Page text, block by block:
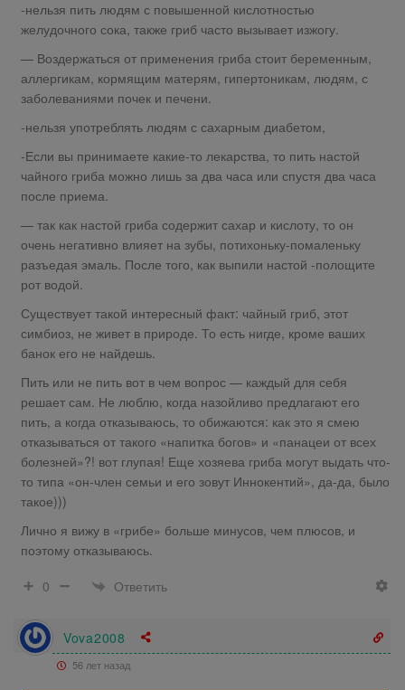
-нельзя пить людям с повышенной кислотностью
желудочного сока, также гриб часто вызывает изжогу.
— Воздержаться от применения гриба стоит беременным,
аллергикам, кормящим матерям, гипертоникам, людям, с
заболеваниями почек и печени.
-нельзя употреблять людям с сахарным диабетом,
-Если вы принимаете какие-то лекарства, то пить настой
чайного гриба можно лишь за два часа или спустя два часа
после приема.
— так как настой гриба содержит сахар и кислоту, то он
очень негативно влияет на зубы, потихоньку-помаленьку
разъедая эмаль. После того, как выпили настой -полощите
рот водой.
Существует такой интересный факт: чайный гриб, этот
симбиоз, не живет в природе. То есть нигде, кроме ваших
банок его не найдешь.
Пить или не пить вот в чем вопрос — каждый для себя
решает сам. Не люблю, когда назойливо предлагают его
пить, а когда отказываюсь, то обижаются: как это я смею
отказываться от такого «напитка богов» и «панацеи от всех
болезней»?! вот глупая! Еще хозяева гриба могут выдать что-
то типа «он-член семьи и его зовут Иннокентий», да-да, было
такое)))
Лично я вижу в «грибе» больше минусов, чем плюсов, и
поэтому отказываюсь.
0
Ответить
Vova2008
56 лет назад